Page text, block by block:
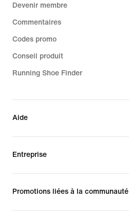
Devenir membre
Commentaires
Codes promo
Conseil produit
Running Shoe Finder
Aide
Entreprise
Promotions liées à la communauté